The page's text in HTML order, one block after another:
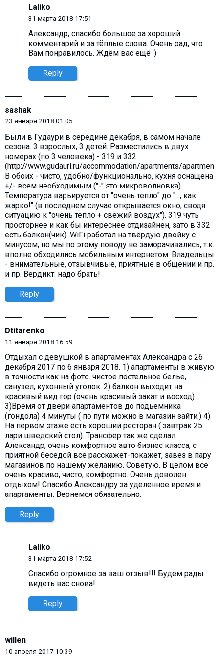
Laliko
31 марта 2018 17:51
Александр, cпасибо большое за хороший
комментарий и за тёплые слова. Очень рад, что
Вам понравилось. Ждём вас ещё :)
Reply
sashak
23 января 2018 01:05
Были в Гудаури в середине декабря, в самом начале
сезона. 3 взрослых, 3 детей. Разместились в двух
номерах (по 3 человека) - 319 и 332
(http://www.gudauri.ru/accommodation/apartments/
В обоих - чисто, удобно/функционально, кухня оснащена
+/- всем необходимым ("-" это микроволновка).
Температура варьируется от "очень тепло" до "..., как
жарко!" (в последнем случае открывается окно, сводя
ситуацию к "очень тепло + свежий воздух"). 319 чуть
просторнее и как бы интереснее отдизайнен, зато в 332
есть балкон(чик). WiFi работал на твёрдую двойку с
минусом, но мы по этому поводу не заморачивались, т.к.
вполне обходились мобильным интернетом. Владельцы
- внимательные, отзывчивые, приятные в общении и пр.
и пр. Вердикт: надо брать!
Reply
Dtitarenko
11 января 2018 16:59
Отдыхал с девушкой в апартаментах Александра с 26
декабря 2017 по 6 января 2018. 1) апартаменты в живую
в точности как на фото. чистое постельное белье,
санузел, кухонный уголок. 2) балкон выходит на
красивый вид гор (очень красивый закат и восход)
3)Время от двери апартаментов до подьемника
(гондола) 4 минуты ( по пути можно в магазин зайти.) 4)
На первом этаже есть хороший ресторан ( завтрак 25
лари шведский стол). Трансфер так же сделал
Александр, очень комфортное авто бизнес класса, с
приятной беседой все расскажет-покажет, завез в пару
магазинов по нашему желанию. Советую. В целом все
очень красиво, чисто, комфортно. Очень доволен
отдыхом! Спасибо Александру за уделенное время и
апартаменты. Вернемся обязательно.
Reply
Laliko
31 марта 2018 17:52
Спасибо огромное за ваш отзыв!!! Будем рады
видеть вас снова!
Reply
willen
10 апреля 2017 10:39